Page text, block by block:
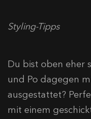
Styling-Tipps
Du bist oben eher
und Po dagegen
ausgestattet?
mit einem